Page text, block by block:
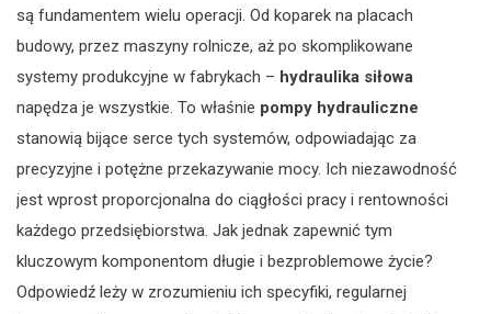
są fundamentem wielu operacji. Od koparek na placach
budowy, przez maszyny rolnicze, aż po skomplikowane
systemy produkcyjne w fabrykach – hydraulika siłowa
napędza je wszystkie. To właśnie pompy hydrauliczne
stanowią bijące serce tych systemów, odpowiadając za
precyzyjne i potężne przekazywanie mocy. Ich niezawodność
jest wprost proporcjonalna do ciągłości pracy i rentowności
każdego przedsiębiorstwa. Jak jednak zapewnić tym
kluczowym komponentom długie i bezproblemowe życie?
Odpowiedź leży w zrozumieniu ich specyfiki, regularnej